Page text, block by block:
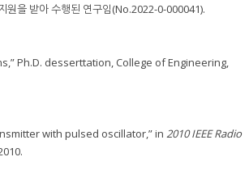
원을 받아 수행된 연구임(No.2022-0-000041).
Ph.D. desserttation, College of Engineering,
with pulsed oscillator,” in2010 IEEE Radio